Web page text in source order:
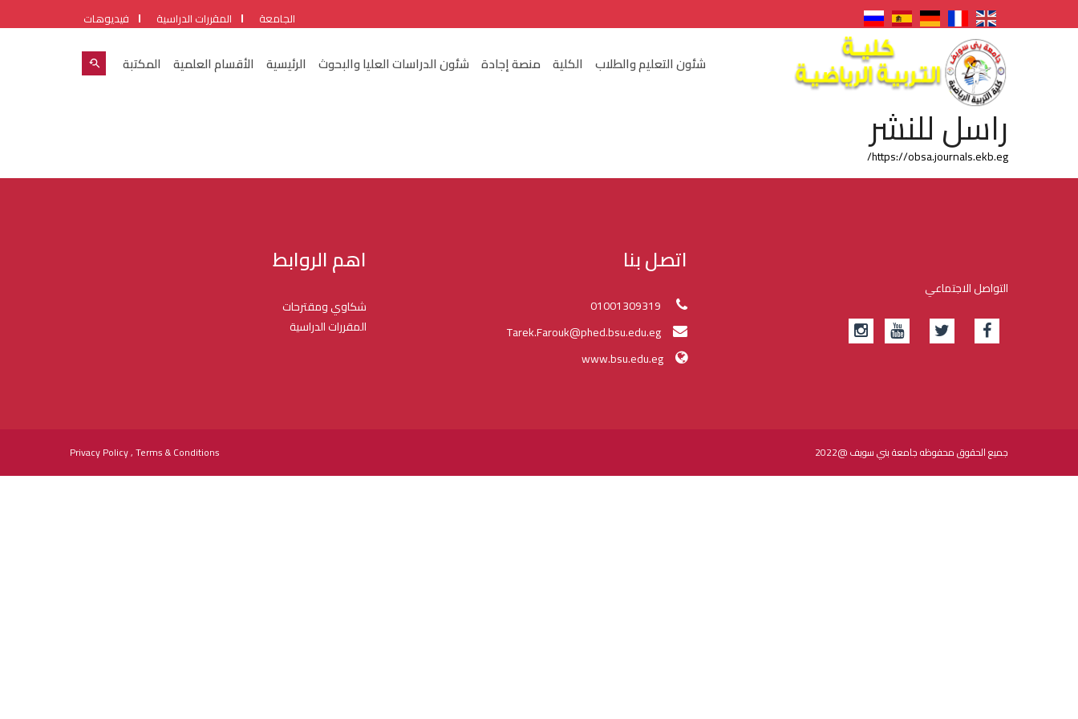
الجامعة المقررات الدراسية فيديوهات
شئون التعليم والطلاب الكلية منصة إجادة شئون الدراسات العليا والبحوث الرئيسية الأقسام العلمية المكتبة
راسل للنشر
https://obsa.journals.ekb.eg/
التواصل الاجتماعي
اتصل بنا
www.bsu.edu.eg
اهم الروابط
شكاوي ومقترحات
المقررات الدراسية
جميع الحقوق محفوظه جامعة بني سويف @2022 Privacy Policy , Terms & Conditions